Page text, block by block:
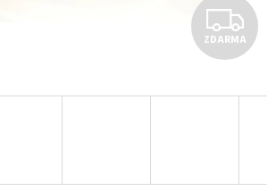
Z
D
A
ZDARMA